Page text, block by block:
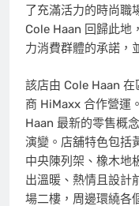
了充滿活力的時尚職
Cole Haan 回歸此地
力消費群體的承諾，
該店由 Cole Haan 在
商 HiMaxx 合作營運
Haan 最新的零售概
演變。店舖特色包括
中央陳列架、橡木地
出溫暖、熱情且設計
場二樓，周邊環繞各